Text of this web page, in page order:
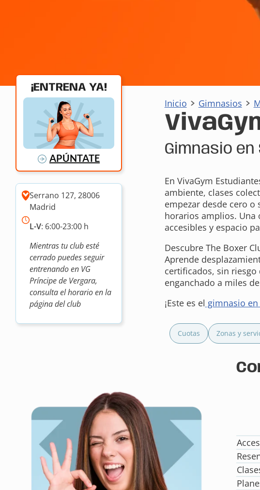
¡ENTRENA YA!
APÚNTATE
Serrano 127, 28006
Madrid
L-V: 6:00-23:00 h
Mientras tu club esté
cerrado puedes seguir
entrenando en VG
Príncipe de Vergara,
consulta el horario en la
página del club
Inicio Gimnasios
Gimnasio
En VivaGym
ambiente, clases
empezar desde cero
horarios amplios. Una
accesibles y espacio
Descubre The Boxer
Aprende
certificados, sin
enganchado a miles
¡Este es el gimnasio
Cuotas Zonas y